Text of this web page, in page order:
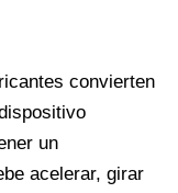
convierten
un
acelerar, girar